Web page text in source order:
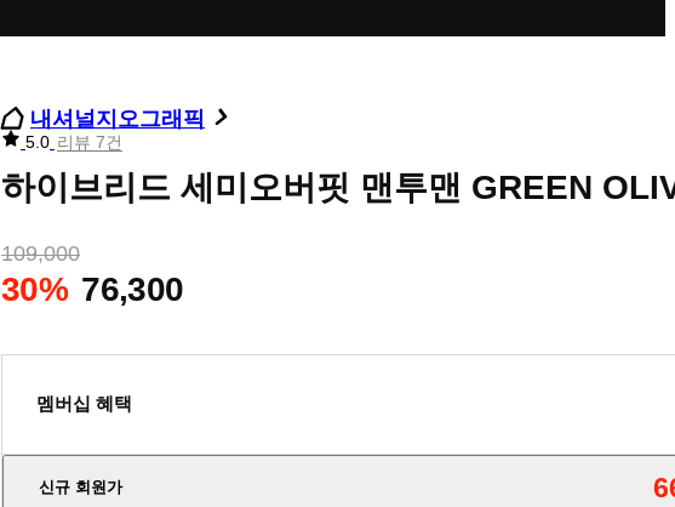
내셔널지오그래픽
리
별
점
5.0 리뷰 7건
하이브리드 세미오버핏 맨투맨 GREEN
109,000
30% 76,300
멤버십 혜택
신규 회원가